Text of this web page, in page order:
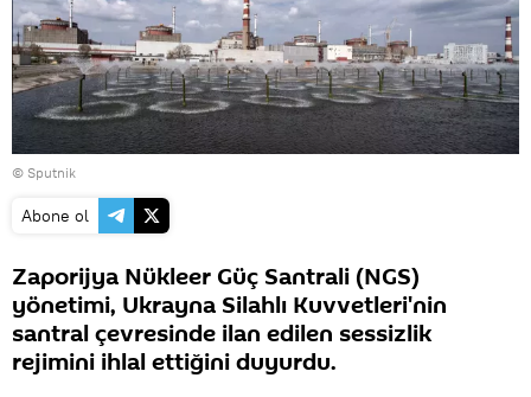
© Sputnik
Abone ol
Zaporijya Nükleer Güç Santrali (NGS)
yönetimi, Ukrayna Silahlı Kuvvetleri'nin
santral çevresinde ilan edilen sessizlik
rejimini ihlal ettiğini duyurdu.